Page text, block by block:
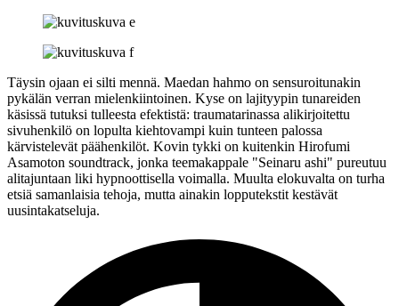
Täysin ojaan ei silti mennä. Maedan hahmo on sensuroitunakin
pykälän verran mielenkiintoinen. Kyse on lajityypin tunareiden
käsissä tutuksi tulleesta efektistä: traumatarinassa alikirjoitettu
sivuhenkilö on lopulta kiehtovampi kuin tunteen palossa
kärvistelevät päähenkilöt. Kovin tykki on kuitenkin Hirofumi
Asamoton soundtrack, jonka teemakappale "Seinaru ashi" pureutuu
alitajuntaan liki hypnoottisella voimalla. Muulta elokuvalta on turha
etsiä samanlaisia tehoja, mutta ainakin lopputekstit kestävät
uusintakatseluja.